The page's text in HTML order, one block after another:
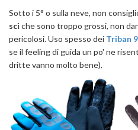
Sotto i 5° o sulla neve, non
sci che sono troppo grossi, non
pericolosi. Uso spesso dei Triban
se il feeling di guida un po' ne
dritte vanno molto bene).